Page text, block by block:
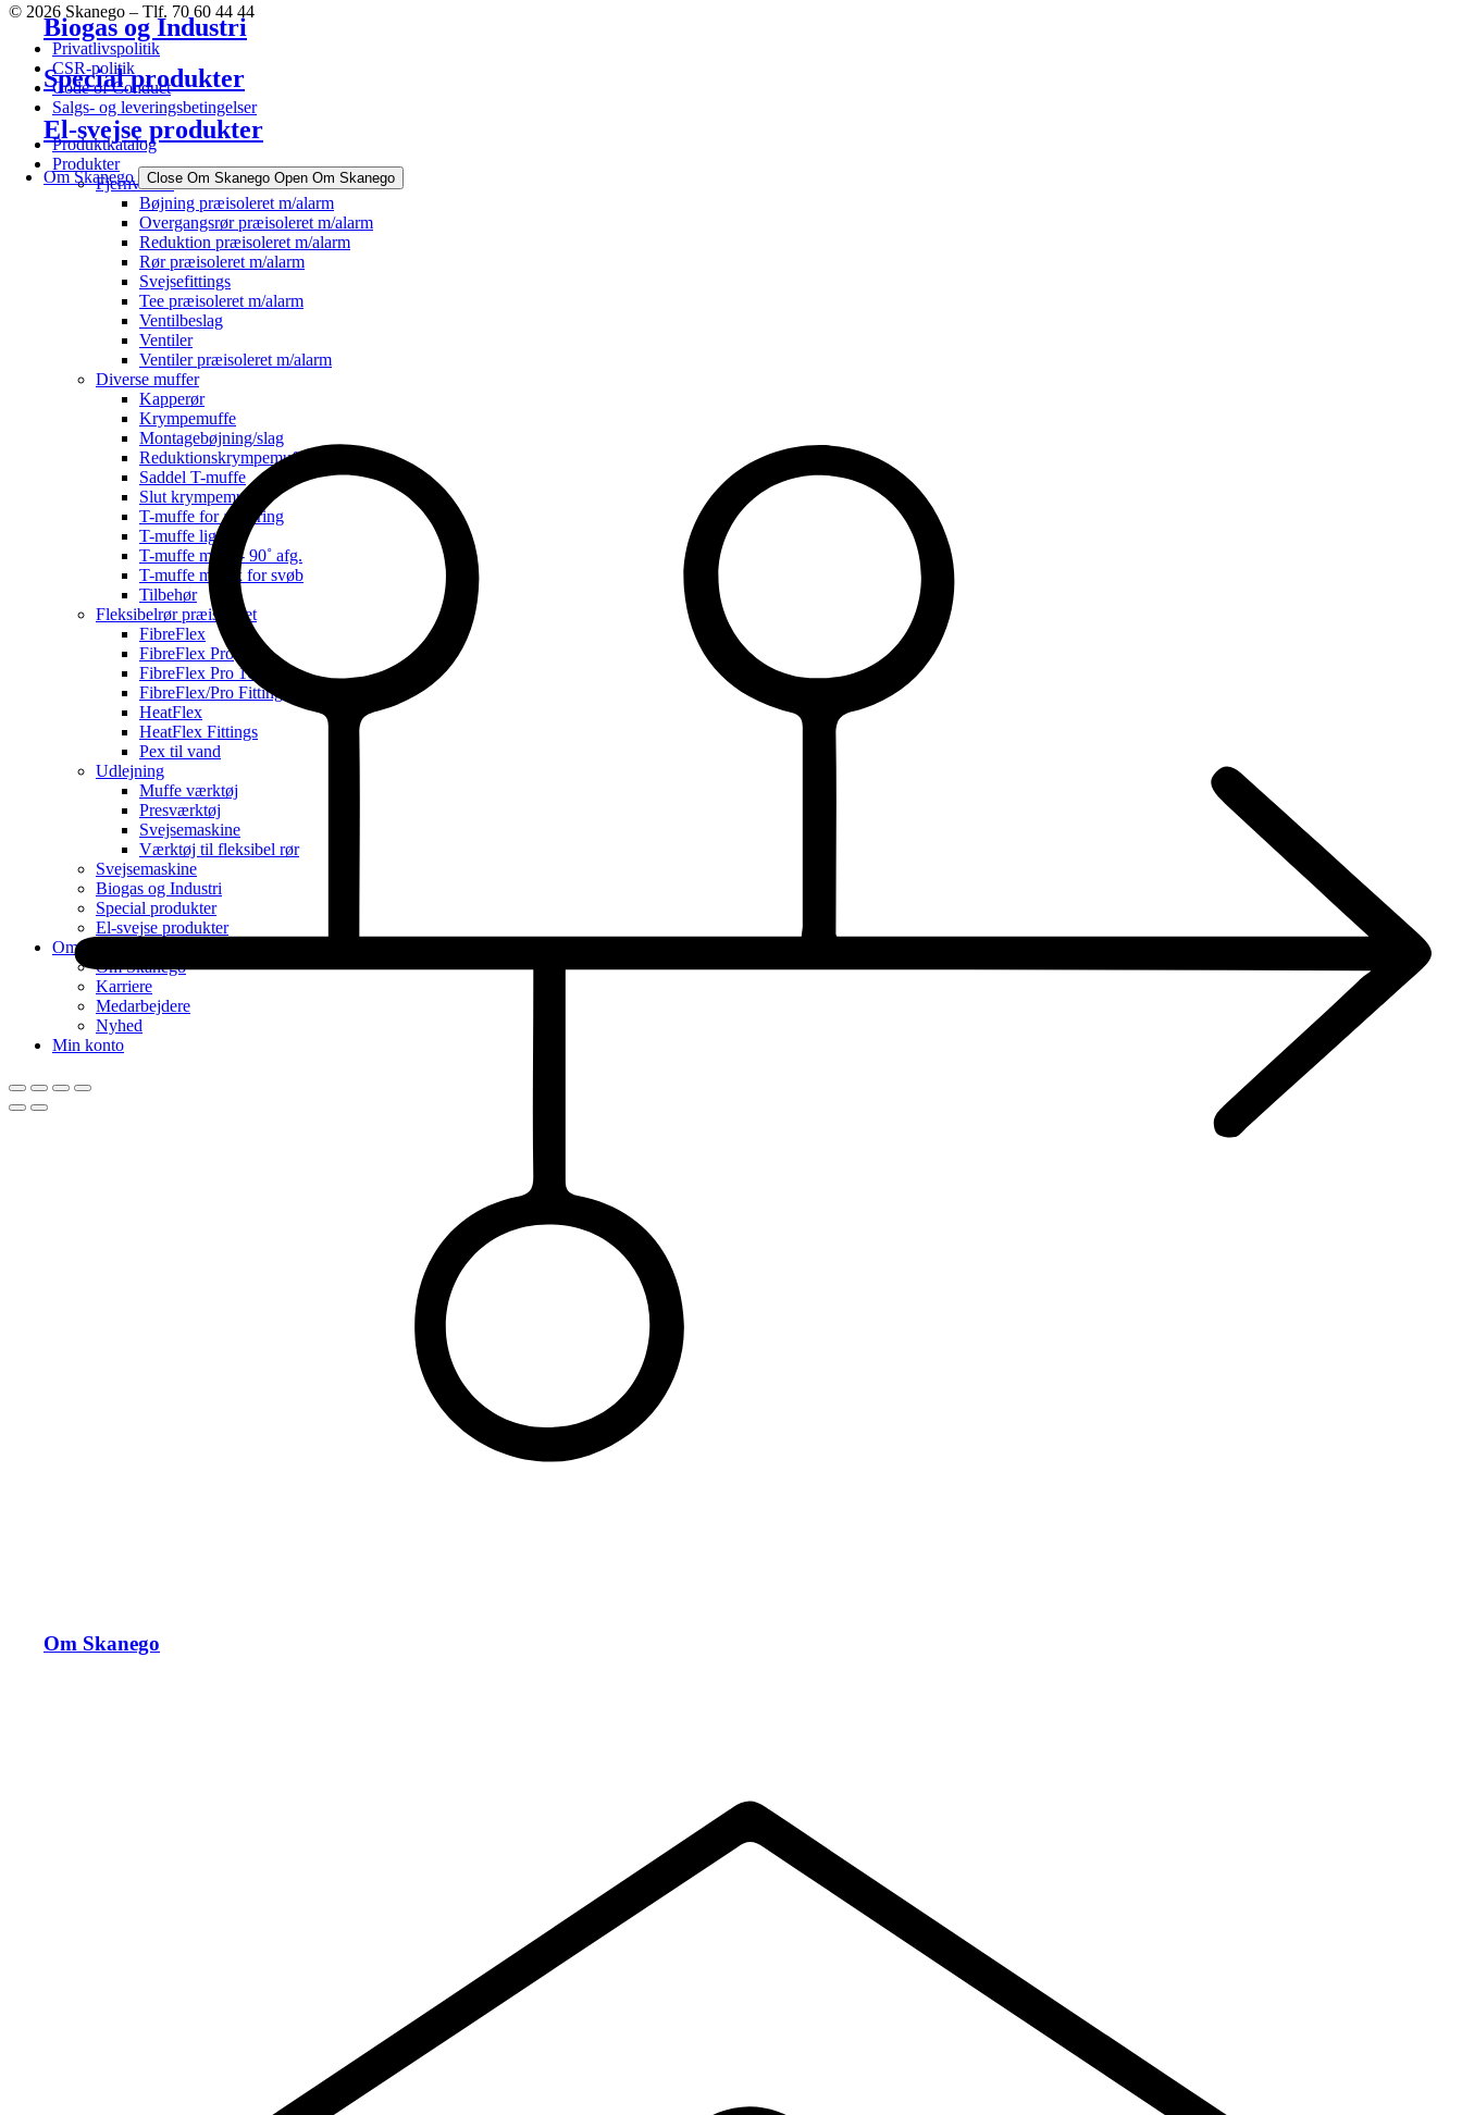
Biogas og Industri
Special produkter
El-svejse produkter
Om Skanego Close Om Skanego Open Om Skanego
Om Skanego
© 2026 Skanego – Tlf. 70 60 44 44
Privatlivspolitik
CSR-politik
Code of Conduct
Salgs- og leveringsbetingelser
Produktkatalog
Produkter
Fjernvarme
Bøjning præisoleret m/alarm
Overgangsrør præisoleret m/alarm
Reduktion præisoleret m/alarm
Rør præisoleret m/alarm
Svejsefittings
Tee præisoleret m/alarm
Ventilbeslag
Ventiler
Ventiler præisoleret m/alarm
Diverse muffer
Kapperør
Krympemuffe
Montagebøjning/slag
Reduktionskrympemuffe
Saddel T-muffe
Slut krympemuffe
T-muffe for anboring
T-muffe lige
T-muffe m/45˚- 90˚ afg.
T-muffe m/flex for svøb
Tilbehør
Fleksibelrør præisoleret
FibreFlex
FibreFlex Pro
FibreFlex Pro 16
FibreFlex/Pro Fittings
HeatFlex
HeatFlex Fittings
Pex til vand
Udlejning
Muffe værktøj
Presværktøj
Svejsemaskine
Værktøj til fleksibel rør
Svejsemaskine
Biogas og Industri
Special produkter
El-svejse produkter
Om Skanego
Om Skanego
Karriere
Medarbejdere
Nyhed
Min konto